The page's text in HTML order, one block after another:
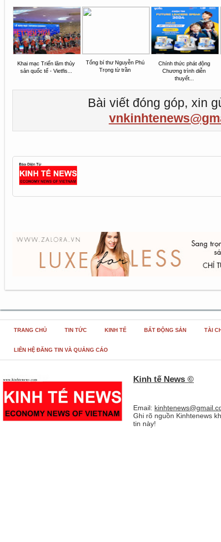
Khai mạc Triển lãm thủy
sản quốc tế - Vietfis...
Tổng bí thư Nguyễn Phú
Trọng từ trần
Chính thức phát động
Chương trình diễn
thuyết...
Bài viết đóng góp, xin
TRANG CHỦ TIN TỨC KINH TẾ BẤT ĐỘNG SẢN TÀI
LIÊN HỆ ĐĂNG TIN VÀ QUẢNG CÁO
Kinh tế News ©
Email:
Ghi rõ nguồn Kinhtenews
tin này!